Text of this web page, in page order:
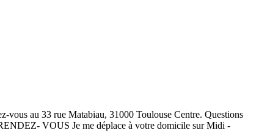
vous au 33 rue Matabiau, 31000 Toulouse Centre. Questions
VOUS Je me déplace à votre domicile sur Midi -